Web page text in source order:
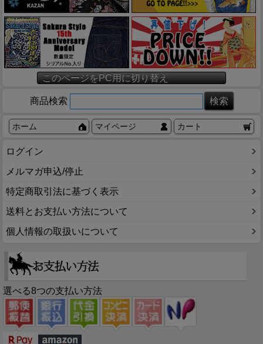
このページをPC用に切り替え
商品検索
ホーム マイページ カート
ログイン
メルマガ申込/停止
特定商取引法に基づく表示
送料とお支払い方法について
個人情報の取扱いについて
選べる8つの支払い方法